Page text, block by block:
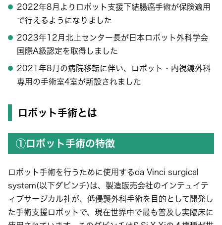
2022年8月よりロボット支援下結腸癌手術が保険適用
で行えるようになりました
2023年12月北上センター長が日本ロボット外科学会
国際A級認定を取得しました
2021年8月の病院移転に伴い、ロボット・内視鏡外科
専用の手術室4室が新設されました
ロボット手術とは
①ロボット手術の特徴
ロボット手術を行うために使用するda Vinci surgical
system(以下ダビンチ)は、製造販売会社のインテュイテ
ィブサージカル社が、低侵襲外科手術を目的として開発し
た手術支援ロボットで、現在世界中で最も普及し実臨床に